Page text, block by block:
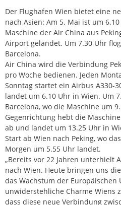
Der Flughafen Wien bietet eine
nach Asien: Am 5. Mai ist um
Maschine der Air China aus
Airport gelandet. Um 7.30 Uhr
Barcelona.
Air China wird die Verbindung
pro Woche bedienen. Jeden
Sonntag startet ein Airbus A330-
landet um 6.10 Uhr in Wien. Um
Barcelona, wo die Maschine um
Gegenrichtung hebt die
ab und landet um 13.25 Uhr in
Start ab Wien nach Peking, wo
Morgen um 5.55 Uhr landet.
„Bereits vor 22 Jahren unterhielt
nach Wien. Heute bringen uns
das Wachstum der Europäischen
unwiderstehliche Charme Wiens
dass diese neue Verbindung